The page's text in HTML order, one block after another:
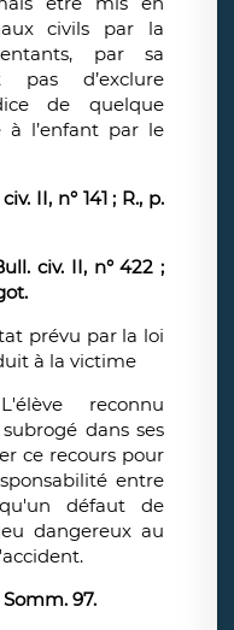
civils par la
par sa
pas d’exclure
de quelque
à l’enfant par le
II, n° 141 ; R., p.
civ. II, n° 422 ;
prévu par la loi
à la victime
reconnu
dans ses
ce recours pour
entre
défaut de
dangereux au
Somm. 97.